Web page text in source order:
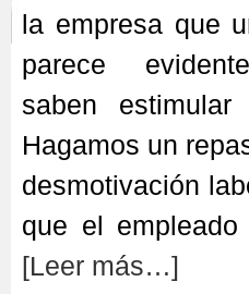
la empresa que
parece
saben
Hagamos un
desmotivación
que el
[Leer más…]